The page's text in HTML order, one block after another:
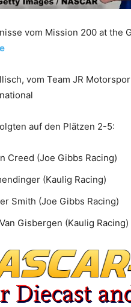
vom Mission 200 at the
vom Team JR
auf den Plätzen 2-5:
Creed (Joe Gibbs Racing)
(Kaulig Racing)
Smith (Joe Gibbs Racing)
Gisbergen (Kaulig Racing)